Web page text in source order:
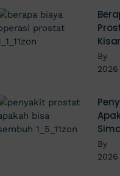
By
2026
By
2026